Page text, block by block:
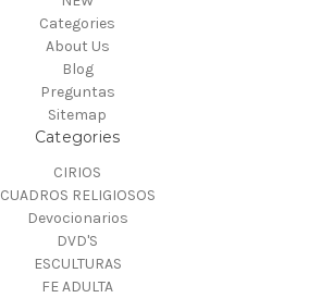
Categories
About Us
Blog
Preguntas
Sitemap
Categories
CIRIOS
CUADROS RELIGIOSOS
Devocionarios
DVD'S
ESCULTURAS
FE ADULTA